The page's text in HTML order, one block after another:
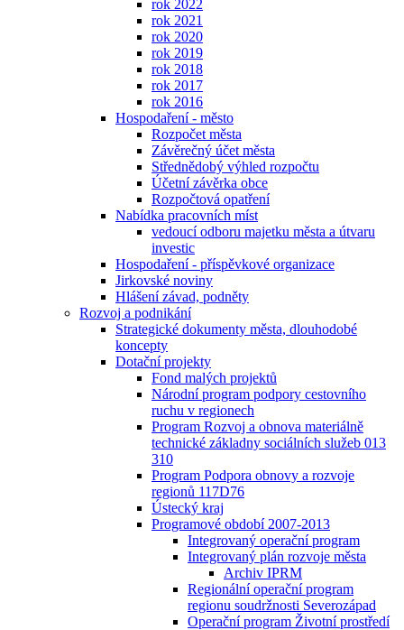
rok 2022
rok 2021
rok 2020
rok 2019
rok 2018
rok 2017
rok 2016
Hospodaření - město
Rozpočet města
Závěrečný účet města
Střednědobý výhled rozpočtu
Účetní závěrka obce
Rozpočtová opatření
Nabídka pracovních míst
vedoucí odboru majetku města a útvaru
investic
Hospodaření - příspěvkové organizace
Jirkovské noviny
Hlášení závad, podněty
Rozvoj a podnikání
Strategické dokumenty města, dlouhodobé
koncepty
Dotační projekty
Fond malých projektů
Národní program podpory cestovního
ruchu v regionech
Program Rozvoj a obnova materiálně
technické základny sociálních služeb 013
310
Program Podpora obnovy a rozvoje
regionů 117D76
Ústecký kraj
Programové období 2007-2013
Integrovaný operační program
Integrovaný plán rozvoje města
Archiv IPRM
Regionální operační program
regionu soudržnosti Severozápad
Operační program Životní prostředí